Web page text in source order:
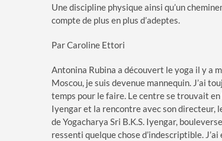
Une discipline physique ainsi qu’un
compte de plus en plus d’adeptes.
Par Caroline Ettori
Antonina Rubina a découvert le yoga il y a
Moscou, je suis devenue mannequin. J’ai
temps pour le faire. Le centre se trouvait
Iyengar et la rencontre avec son directeur,
de Yogacharya Sri B.K.S. Iyengar,
ressenti quelque chose d’indescriptible.